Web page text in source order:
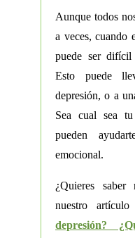
Aunque todos
a veces, cuando
puede ser difícil
Esto puede
depresión, o a
Sea cual sea tu
pueden
emocional.
¿Quieres
nuestro artículo
depresión?